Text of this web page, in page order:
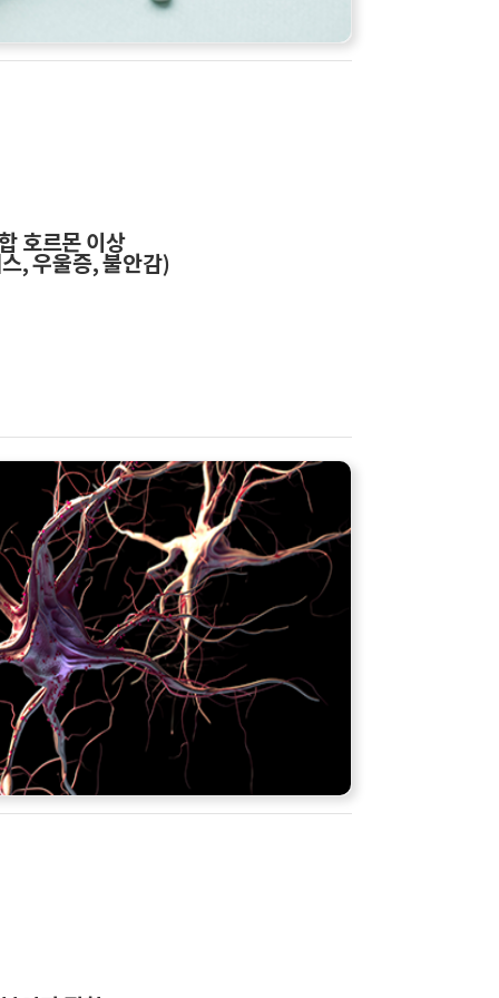
호르몬 이상
, 우울증, 불안감)